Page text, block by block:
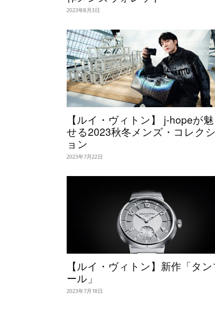
2023年8月3日
【ルイ・ヴィトン】 j-hopeが魅
せる2023秋冬メンズ・コレクシ
ョン
2023年7月22日
【ルイ・ヴィトン】新作「タ
ール」
2023年7月18日